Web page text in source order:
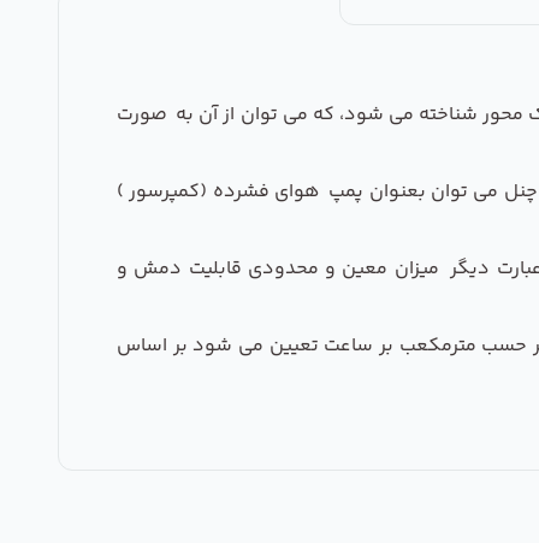
محور شناخته می شود، که می توان از آن به صورت
چنل می توان بعنوان پمپ هوای فشرده (کمپرسور )
دیگر میزان معین و محدودی قابلیت دمش و
حسب مترمکعب بر ساعت تعیین می شود بر اساس